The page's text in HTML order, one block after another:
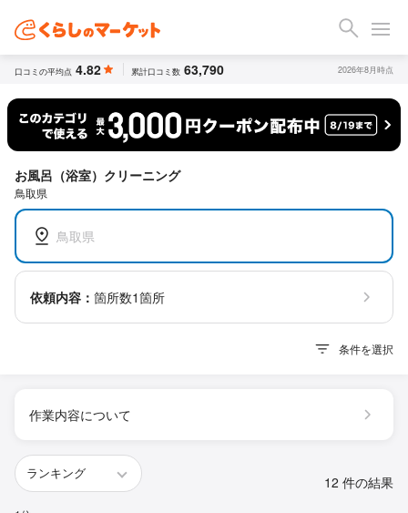
口コミの平均点 4.82 累計口コミ数 63,790 2026年8月時点
お風呂（浴室）クリーニング
鳥取県
鳥取県
依頼内容： 箇所数1箇所
条件を選択
作業内容について
12 件の結果